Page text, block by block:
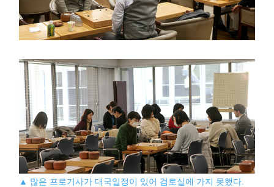
▲ 많은 프로기사가 대국일정이 있어 검토실에 가지 못했다.